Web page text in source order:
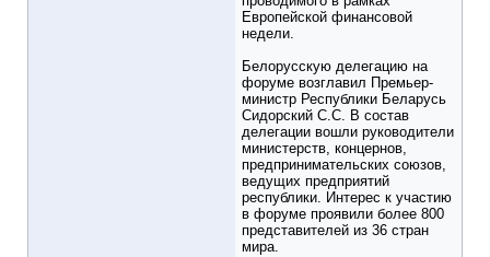
Европейской финансовой
недели.
Белорусскую делегацию на
форуме возглавил Премьер-
министр Республики Беларусь
Сидорский С.С. В состав
делегации вошли руководители
министерств, концернов,
предпринимательских союзов,
ведущих предприятий
республики. Интерес к участию
в форуме проявили более 800
представителей из 36 стран
мира.